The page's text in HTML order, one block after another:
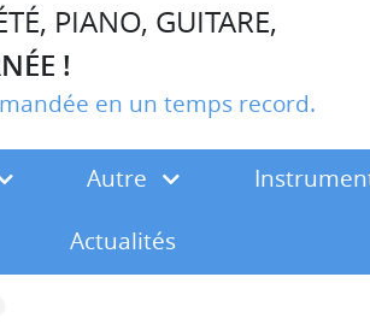
PIANO, GUITARE,
!
en un temps record.
Autre
Actualités